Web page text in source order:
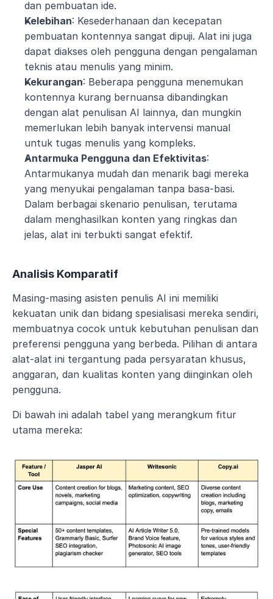
dan pembuatan ide.
Kelebihan: Kesederhanaan dan kecepatan
pembuatan kontennya sangat dipuji. Alat ini juga
dapat diakses oleh pengguna dengan pengalaman
teknis atau menulis yang minim.
Kekurangan: Beberapa pengguna menemukan
kontennya kurang bernuansa dibandingkan
dengan alat penulisan AI lainnya, dan mungkin
memerlukan lebih banyak intervensi manual
untuk tugas menulis yang kompleks.
Antarmuka Pengguna dan Efektivitas:
Antarmukanya mudah dan menarik bagi mereka
yang menyukai pengalaman tanpa basa-basi.
Dalam berbagai skenario penulisan, terutama
dalam menghasilkan konten yang ringkas dan
jelas, alat ini terbukti sangat efektif.
Analisis Komparatif
Masing-masing asisten penulis AI ini memiliki
kekuatan unik dan bidang spesialisasi mereka sendiri,
membuatnya cocok untuk kebutuhan penulisan dan
preferensi pengguna yang berbeda. Pilihan di antara
alat-alat ini tergantung pada persyaratan khusus,
anggaran, dan kualitas konten yang diinginkan oleh
pengguna.
Di bawah ini adalah tabel yang merangkum fitur
utama mereka: